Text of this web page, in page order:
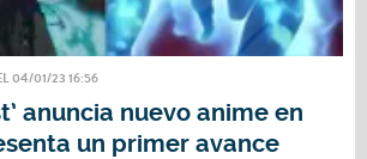
04/01/23 16:56
anuncia nuevo anime en
un primer avance